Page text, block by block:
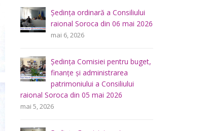
Ședința Comisiei pentru
întrebări juridice şi
administraţie publică a
2026
mai 4, 2026
Consultări publice ale
Consiliului Raional Soroca
planificate pentru a fi analizate la